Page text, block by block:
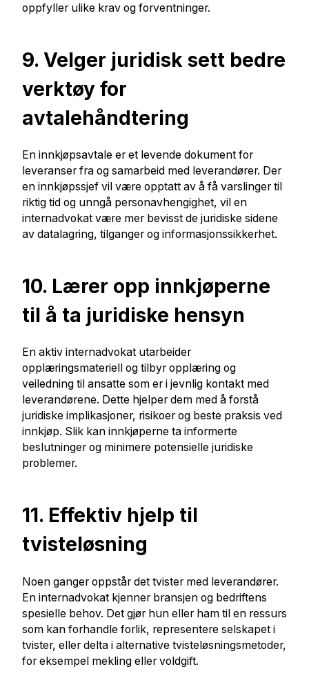
oppfyller ulike krav og forventninger.
9. Velger juridisk sett bedre
verktøy for
avtalehåndtering
En innkjøpsavtale er et levende dokument for
leveranser fra og samarbeid med leverandører. Der
en innkjøpssjef vil være opptatt av å få varslinger til
riktig tid og unngå personavhengighet, vil en
internadvokat være mer bevisst de juridiske sidene
av datalagring, tilganger og informasjonssikkerhet.
10. Lærer opp innkjøperne
til å ta juridiske hensyn
En aktiv internadvokat utarbeider
opplæringsmateriell og tilbyr opplæring og
veiledning til ansatte som er i jevnlig kontakt med
leverandørene. Dette hjelper dem med å forstå
juridiske implikasjoner, risikoer og beste praksis ved
innkjøp. Slik kan innkjøperne ta informerte
beslutninger og minimere potensielle juridiske
problemer.
11. Effektiv hjelp til
tvisteløsning
Noen ganger oppstår det tvister med leverandører.
En internadvokat kjenner bransjen og bedriftens
spesielle behov. Det gjør hun eller ham til en ressurs
som kan forhandle forlik, representere selskapet i
tvister, eller delta i alternative tvisteløsningsmetoder,
for eksempel mekling eller voldgift.